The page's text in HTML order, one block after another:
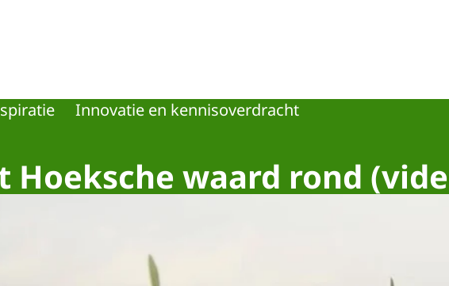
Innovatie en kennisoverdracht
Hoeksche waard rond